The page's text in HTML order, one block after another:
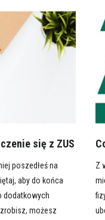
się z ZUS
poszedłeś na
aby do końca
dodatkowych
możesz
Z